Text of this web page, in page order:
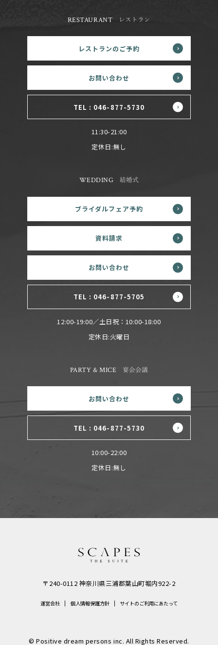
RESTAURANT レストラン
11:30-21:00
定休日:無し
レストランのご予約
お問い合わせ
TEL : 046-877-5730
WEDDING 結婚式
12:00-19:00／土日祝：10:00-18:00
定休日:火曜日
ブライダルフェア予約
資料請求
お問い合わせ
TEL : 046-877-5705
PARTY & MICE 宴会会議
10:00-22:00
定休日:無し
お問い合わせ
TEL : 046-877-5730
〒240-0112 神奈川県三浦郡葉山町堀内922-2
運営会社 個人情報保護方針 サイトのご利用にあたって
© Positive dream persons inc. All Rights Reserved.